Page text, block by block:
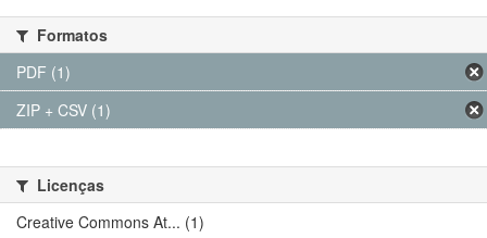
Formatos
PDF (1)
ZIP + CSV (1)
Licenças
Creative Commons At... (1)